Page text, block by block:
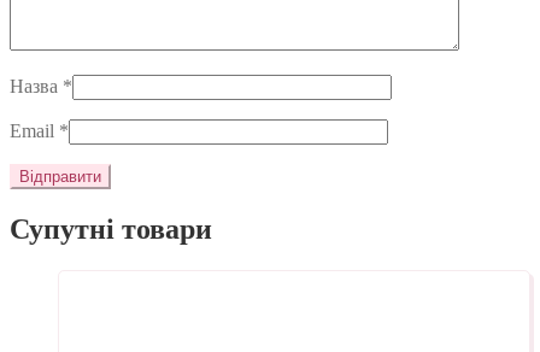
Назва *
Email *
Супутні товари